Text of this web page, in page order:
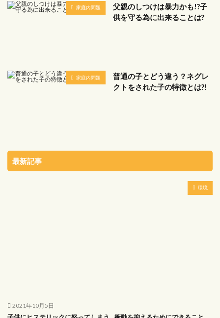
家庭内問題
父親のしつけは暴力かも!?子
供を守る為に出来ることは?
家庭内問題
普通の子とどう違う？ネグレ
クトをされた子の特徴とは?!
最新記事
環境
2021年10月5日